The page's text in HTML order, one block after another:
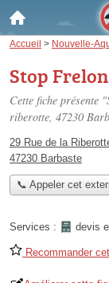
Accueil > Nouvelle-
Stop
Cette fiche présente
riberotte, 47230
29 Rue de la
47230 Barbaste
📞 Appeler cet
Services : devis
Recommander